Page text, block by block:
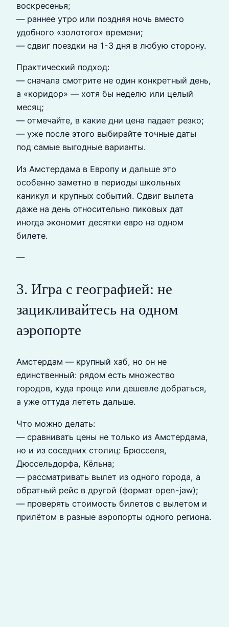
воскресенья;
— раннее утро или поздняя ночь вместо
удобного «золотого» времени;
— сдвиг поездки на 1-3 дня в любую сторону.
Практический подход:
— сначала смотрите не один конкретный день,
а «коридор» — хотя бы неделю или целый
месяц;
— отмечайте, в какие дни цена падает резко;
— уже после этого выбирайте точные даты
под самые выгодные варианты.
Из Амстердама в Европу и дальше это
особенно заметно в периоды школьных
каникул и крупных событий. Сдвиг вылета
даже на день относительно пиковых дат
иногда экономит десятки евро на одном
билете.
—
3. Игра с географией: не
зацикливайтесь на одном
аэропорте
Амстердам — крупный хаб, но он не
единственный: рядом есть множество
городов, куда проще или дешевле добраться,
а уже оттуда лететь дальше.
Что можно делать:
— сравнивать цены не только из Амстердама,
но и из соседних столиц: Брюсселя,
Дюссельдорфа, Кёльна;
— рассматривать вылет из одного города, а
обратный рейс в другой (формат open-jaw);
— проверять стоимость билетов с вылетом и
прилётом в разные аэропорты одного региона.